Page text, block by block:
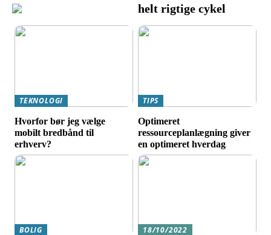
helt rigtige cykel
TEKNOLOGI
Hvorfor bør jeg vælge
mobilt bredbånd til
erhverv?
TIPS
Optimeret
ressourceplanlægning giver
en optimeret hverdag
BOLIG 18/10/2022